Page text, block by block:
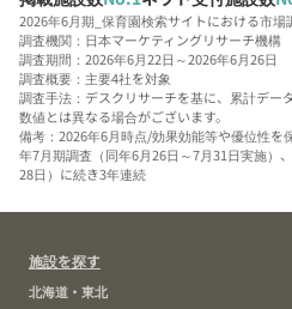
2026年6月期_保育園検索サイトにおける市場
調査機関：日本マーケティングリサーチ機構
調査期間：2026年6月22日～2026年6月26日
調査概要：主要4社を対象
調査手法：デスクリサーチを基に、累計デー
数値とは異なる場合がございます。
備考：2026年6月時点/効果効能等や優位性
年7月期調査（同年6月26日～7月31日実施）
28日）に続き3年連続
施設を探す
北海道・東北